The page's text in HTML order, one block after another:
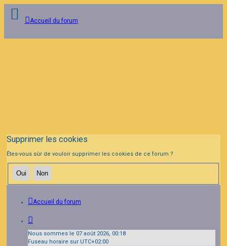
Accueil du forum
Supprimer les cookies
Êtes-vous sûr de vouloir supprimer les cookies de ce forum ?
Accueil du forum
Nous sommes le 07 août 2026, 00:18
Fuseau horaire sur UTC+02:00